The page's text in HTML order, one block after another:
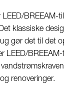
BREEAM-
klassiske
gør det til det
LEED/
renoveringer.